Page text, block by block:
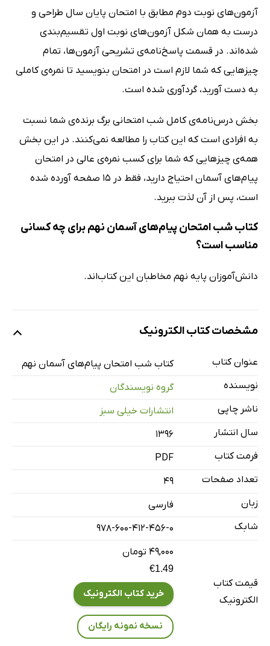
آزمون‌های نوبت دوم مطابق با امتحان پایان سال طراحی و
درست به همان شکل آزمون‌های نوبت اول تقسیم‌بندی
شده‌اند. در قسمت پاسخ‌نامه‌ی تشریحی آزمون‌ها، تمام
چیزهایی که شما لازم است در امتحان بنویسید تا نمره‌ی کاملی
به دست آورید، گردآوری شده است.
بخش درس‌نامه‌ی کامل شب امتحانی برگ برنده‌ی شما نسبت
به افرادی است که این کتاب را مطالعه نمی‌کنند. در این بخش
همه‌ی چیزهایی که شما برای کسب نمره‌ی عالی در امتحان
پیام‌های آسمان احتیاج دارید، فقط در 15 صفحه آورده شده
است، پس از آن لذت ببرید.
کتاب شب امتحان پیام‌های آسمان نهم برای چه کسانی
مناسب است؟
دانش‌آموزان پایه نهم مخاطبان این کتاب‌اند.
مشخصات کتاب الکترونیک
عنوان کتاب
کتاب شب امتحان پیام‌های آسمان نهم
نویسنده
گروه نویسندگان
ناشر چاپی
انتشارات خیلی سبز
سال انتشار
۱۳۹۶
فرمت کتاب
PDF
تعداد صفحات
49
زبان
فارسی
شابک
978-600-412-456-0
قیمت کتاب
الکترونیک
۴۹,۰۰۰ تومان
€1.49
خرید کتاب الکترونیک
نسخه نمونه رایگان